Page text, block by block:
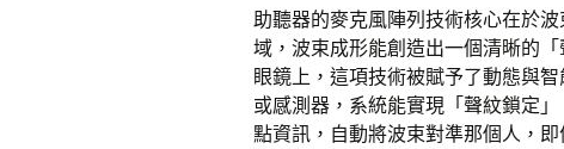
助聽器的麥克風陣列技術核心在於
域，波束成形能創造出一個清晰的
眼鏡上，這項技術被賦予了動態與
或感測器，系統能實現「聲紋鎖定
點資訊，自動將波束對準那個人，